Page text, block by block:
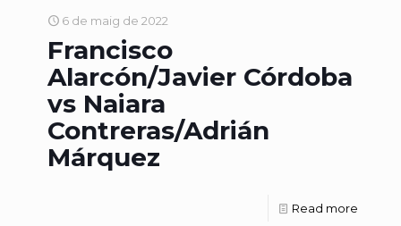
6 de maig de 2022
Francisco
Alarcón/Javier Córdoba
vs Naiara
Contreras/Adrián
Márquez
Read more